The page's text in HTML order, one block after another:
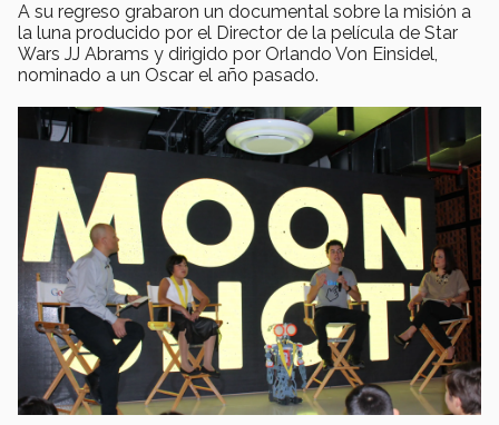
A su regreso grabaron un documental sobre la misión a
la luna producido por el Director de la película de Star
Wars JJ Abrams y dirigido por Orlando Von Einsidel,
nominado a un Oscar el año pasado.